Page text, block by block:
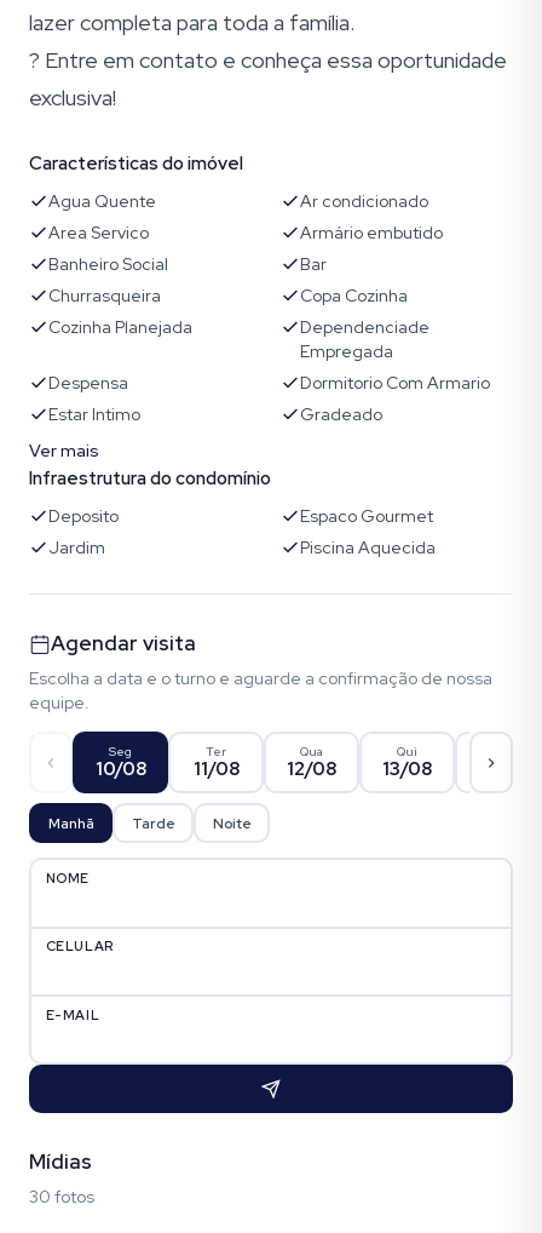
lazer completa para toda a família.
? Entre em contato e conheça essa oportunidade
exclusiva!
Características do imóvel
Agua Quente
Ar condicionado
Area Servico
Armário embutido
Banheiro Social
Bar
Churrasqueira
Copa Cozinha
Cozinha Planejada
Dependenciade
Empregada
Despensa
Dormitorio Com Armario
Estar Intimo
Gradeado
Ver mais
Infraestrutura do condomínio
Deposito
Espaco Gourmet
Jardim
Piscina Aquecida
Agendar visita
Escolha a data e o turno e aguarde a confirmação de nossa
equipe.
Seg
10/08
Ter
11/08
Qua
12/08
Qui
13/08 14/08
Manhã Tarde Noite
NOME
CELULAR
E-MAIL
Mídias
30 fotos